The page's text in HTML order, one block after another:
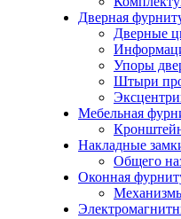
Дверная
Дверные
Упоры
Штыри
Мебельная
Накладные
Общего
Оконная